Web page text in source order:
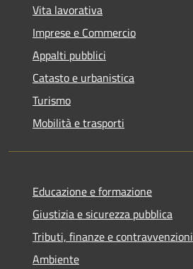
Vita lavorativa
Imprese e Commercio
Appalti pubblici
Catasto e urbanistica
Turismo
Mobilità e trasporti
Educazione e formazione
Giustizia e sicurezza pubblica
Tributi, finanze e contravvenzioni
Ambiente